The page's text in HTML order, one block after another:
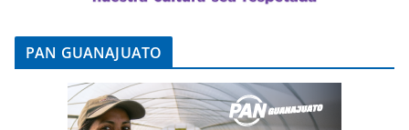
PAN GUANAJUATO